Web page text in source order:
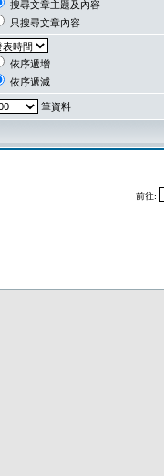
搜尋文章主題及內容
只搜尋文章內容
依序遞增
依序遞減
筆資料
前往: